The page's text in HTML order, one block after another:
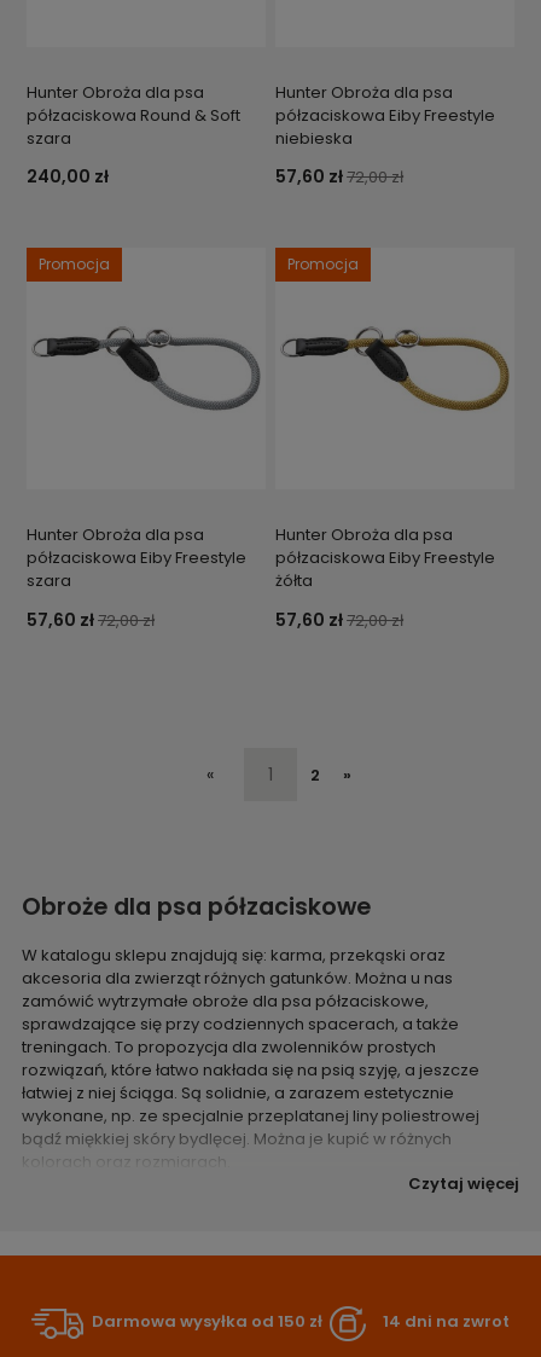
Hunter Obroża dla psa
półzaciskowa Round & Soft
szara
240,00 zł
Hunter Obroża dla psa
półzaciskowa Eiby Freestyle
niebieska
57,60 zł72,00 zł
Hunter Obroża dla psa
półzaciskowa Eiby Freestyle
szara
57,60 zł72,00 zł
Promocja
Hunter Obroża dla psa
półzaciskowa Eiby Freestyle
żółta
57,60 zł72,00 zł
Promocja
« 1 2 »
Obroże dla psa półzaciskowe
W katalogu sklepu znajdują się: karma, przekąski oraz
akcesoria dla zwierząt różnych gatunków. Można u nas
zamówić wytrzymałe obroże dla psa półzaciskowe,
sprawdzające się przy codziennych spacerach, a także
treningach. To propozycja dla zwolenników prostych
rozwiązań, które łatwo nakłada się na psią szyję, a jeszcze
łatwiej z niej ściąga. Są solidnie, a zarazem estetycznie
wykonane, np. ze specjalnie przeplatanej liny poliestrowej
bądź miękkiej skóry bydlęcej. Można je kupić w różnych
kolorach oraz rozmiarach.
Czytaj więcej
Darmowa wysyłka od 150 zł 14 dni na zwrot